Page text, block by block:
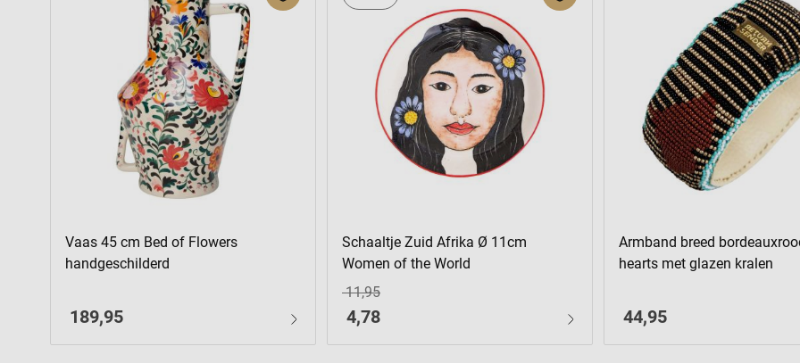
Vaas 45 cm Bed of Flowers
handgeschilderd
189,95
Schaaltje Zuid Afrika Ø 11cm
Women of the World
4,78
11,95
Armband breed
hearts met glazen kralen
44,95